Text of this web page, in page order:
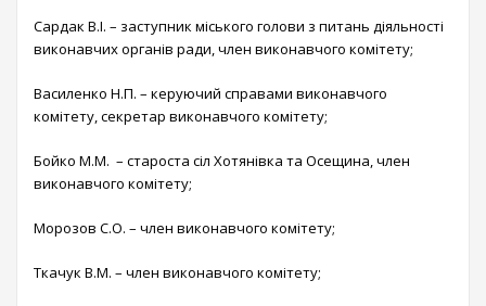
Сардак В.І. – заступник міського голови з питань діяльності
виконавчих органів ради, член виконавчого комітету;
Василенко Н.П. – керуючий справами виконавчого
комітету, секретар виконавчого комітету;
Бойко М.М. – староста сіл Хотянівка та Осещина, член
виконавчого комітету;
Морозов С.О. – член виконавчого комітету;
Ткачук В.М. – член виконавчого комітету;